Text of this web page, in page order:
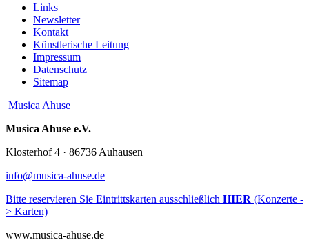
Links
Newsletter
Kontakt
Künstlerische Leitung
Impressum
Datenschutz
Sitemap
Musica Ahuse
Musica Ahuse e.V.
Klosterhof 4 · 86736 Auhausen
info@musica-ahuse.de
Bitte reservieren Sie Eintrittskarten ausschließlich HIER (Konzerte -
> Karten)
www.musica-ahuse.de